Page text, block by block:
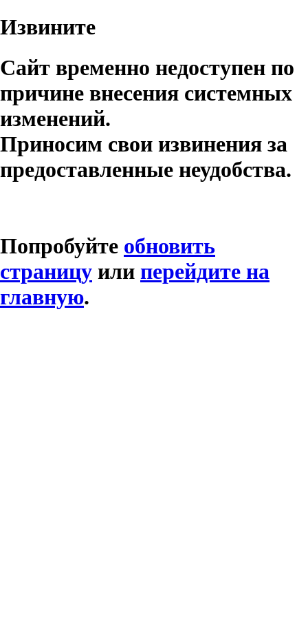
Извините
Сайт временно недоступен по
причине внесения системных
изменений.
Приносим свои извинения за
предоставленные неудобства.
Попробуйте обновить
страницу или перейдите на
главную.